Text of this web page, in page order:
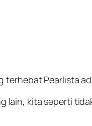
terhebat Pearlista
lain, kita seperti